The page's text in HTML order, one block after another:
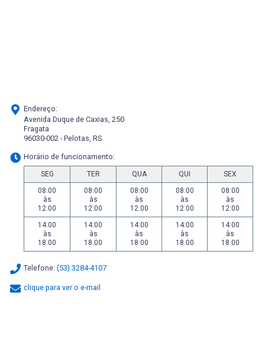
Endereço:
Avenida Duque de Caxias, 250
Fragata
96030-002 - Pelotas, RS
Horário de funcionamento:
SEG TER QUA QUI
SEX
08:00
às
12:00
08:00
às
12:00
08:00
às
12:00
08:00
às
12:00
08:00
às
12:00
14:00
às
18:00
14:00
às
18:00
14:00
às
18:00
14:00
às
18:00
14:00
às
18:00
Telefone: (53) 3284-4107
clique para ver o e-mail